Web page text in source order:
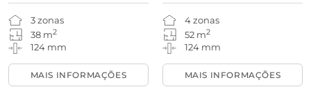
3 zonas
38 m2
124 mm
MAIS INFORMAÇÕES
4 zonas
52 m2
124 mm
MAIS INFORMAÇÕES